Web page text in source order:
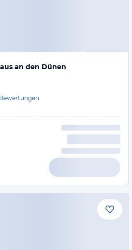
an den Dünen
Bewertungen